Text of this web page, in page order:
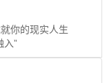
你的现实人生
入”